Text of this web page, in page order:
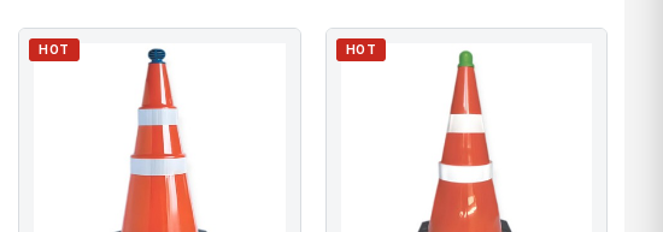
HOT HOT